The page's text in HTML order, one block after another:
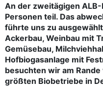
An der zweitägigen
Personen teil. Das
führte uns zu
Ackerbau, Weinbau mit
Gemüsebau,
Hofbiogasanlage mit
besuchten wir am
größten Biobetriebe in